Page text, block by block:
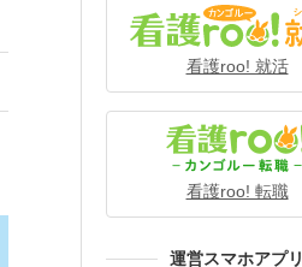
看護roo! 就活
看護roo! 転職
運営スマホアプリ